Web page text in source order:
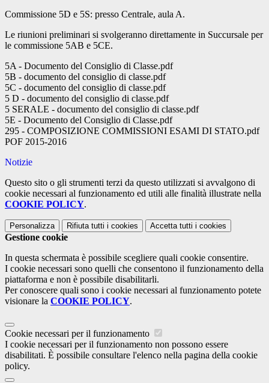
Commissione 5D e 5S: presso Centrale, aula A.
Le riunioni preliminari si svolgeranno direttamente in Succursale per
le commissione 5AB e 5CE.
5A - Documento del Consiglio di Classe.pdf
5B - documento del consiglio di classe.pdf
5C - documento del consiglio di classe.pdf
5 D - documento del consiglio di classe.pdf
5 SERALE - documento del consiglio di classe.pdf
5E - Documento del Consiglio di Classe.pdf
295 - COMPOSIZIONE COMMISSIONI ESAMI DI STATO.pdf
POF 2015-2016
Notizie
Questo sito o gli strumenti terzi da questo utilizzati si avvalgono di
cookie necessari al funzionamento ed utili alle finalità illustrate nella
COOKIE POLICY.
Personalizza Rifiuta tutti i cookies Accetta tutti i cookies
Gestione cookie
In questa schermata è possibile scegliere quali cookie consentire.
I cookie necessari sono quelli che consentono il funzionamento della
piattaforma e non è possibile disabilitarli.
Per conoscere quali sono i cookie necessari al funzionamento potete
visionare la COOKIE POLICY.
Cookie necessari per il funzionamento
I cookie necessari per il funzionamento non possono essere
disabilitati. È possibile consultare l'elenco nella pagina della cookie
policy.